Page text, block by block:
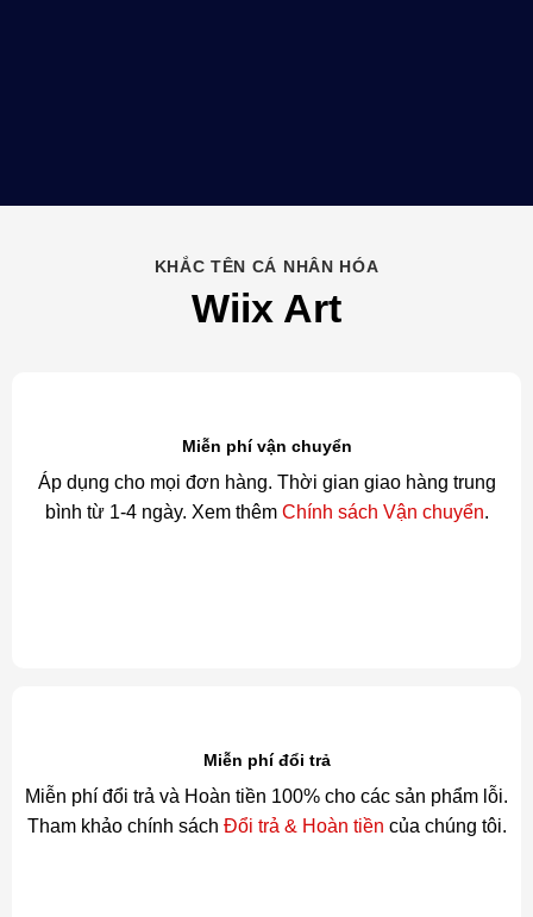
KHẮC TÊN CÁ NHÂN HÓA
Wiix Art
Miễn phí vận chuyển
Áp dụng cho mọi đơn hàng. Thời gian giao hàng trung
bình từ 1-4 ngày. Xem thêm Chính sách Vận chuyển.
Miễn phí đổi trả
Miễn phí đổi trả và Hoàn tiền 100% cho các sản phẩm lỗi.
Tham khảo chính sách Đổi trả & Hoàn tiền của chúng tôi.